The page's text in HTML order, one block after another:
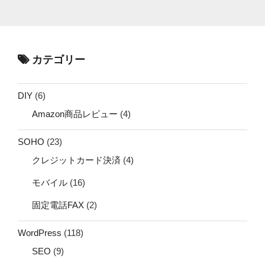
カテゴリー
DIY (6)
Amazon商品レビュー (4)
SOHO (23)
クレジットカード決済 (4)
モバイル (16)
固定電話FAX (2)
WordPress (118)
SEO (9)